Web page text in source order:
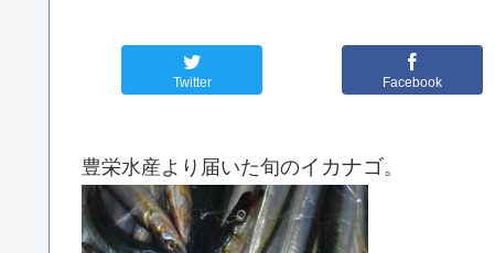
Twitter Facebook
豊栄水産より届いた旬のイカナゴ。